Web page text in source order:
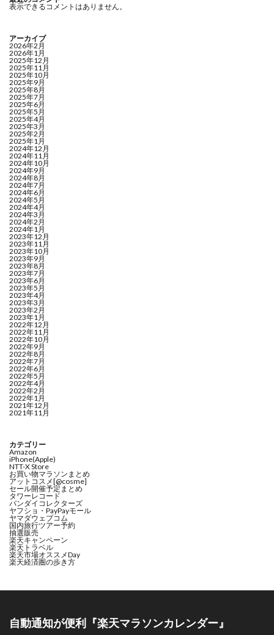
表示できるコメントはありません。
アーカイブ
2026年2月
2026年1月
2025年12月
2025年11月
2025年10月
2025年9月
2025年8月
2025年7月
2025年6月
2025年5月
2025年4月
2025年3月
2025年2月
2025年1月
2024年12月
2024年11月
2024年10月
2024年9月
2024年8月
2024年7月
2024年6月
2024年5月
2024年4月
2024年3月
2024年2月
2024年1月
2023年12月
2023年11月
2023年10月
2023年9月
2023年8月
2023年7月
2023年6月
2023年5月
2023年4月
2023年3月
2023年2月
2023年1月
2022年12月
2022年11月
2022年10月
2022年9月
2022年8月
2022年7月
2022年6月
2022年5月
2022年4月
2022年2月
2022年1月
2021年12月
2021年11月
カテゴリー
Amazon
iPhone(Apple)
NTT-X Store
お買い物マラソンまとめ
アットコスメ[@cosme]
セール開催予定まとめ
タワーレコード
バンダイコレクターズ
ヤフショ・PayPayモール
ヤマダウェブコム
国内旅行ツアー予約
抽選販売
楽天キャンペーン
楽天トラベル
楽天市場オススメDay
楽天経済圏の歩き方
自動通知が便利『楽天マラソンカレンダー』